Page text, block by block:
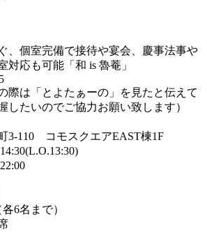
、個室完備で接待や宴会、慶事法事や
対応も可能「和 is 魯菴」
際は「とよたぁーの」を見たと伝えて
したいのでご協力お願い致します）
3-110 コモスクエアEAST棟1F
6名まで）